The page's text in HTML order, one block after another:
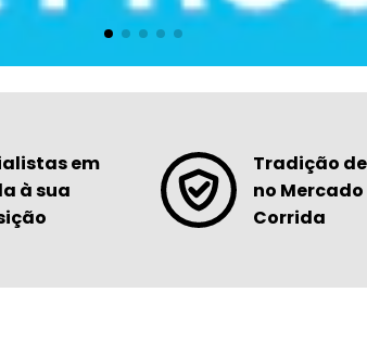
em
à sua
Tradição
no Mercado
Corrida